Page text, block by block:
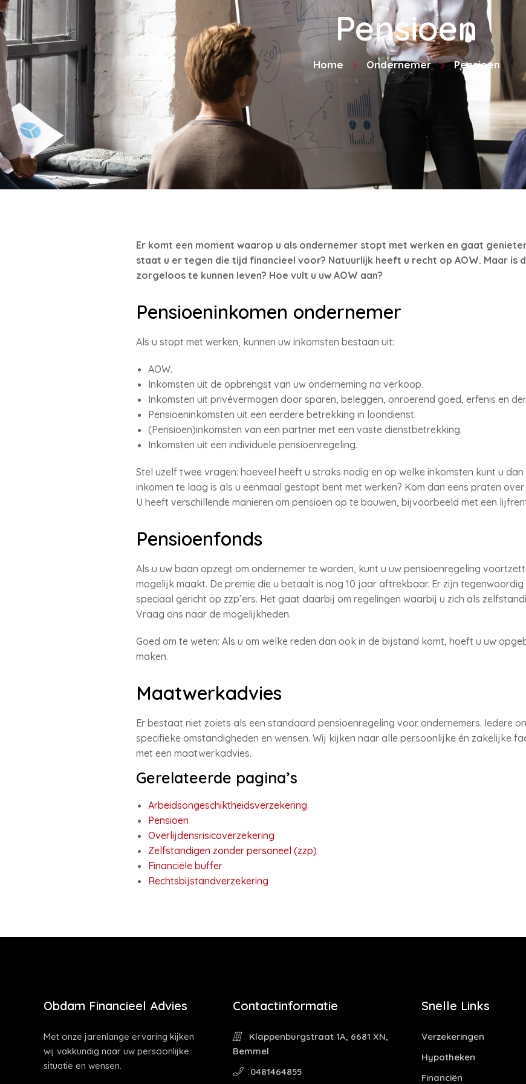
Pensioen
Home Ondernemer Pensioen
Er komt een moment waarop u als ondernemer stopt met werken en gaat
staat u er tegen die tijd financieel voor? Natuurlijk heeft u recht op AOW. Maar is
zorgeloos te kunnen leven? Hoe vult u uw AOW aan?
Pensioeninkomen ondernemer
Als u stopt met werken, kunnen uw inkomsten bestaan uit:
AOW.
Inkomsten uit de opbrengst van uw onderneming na verkoop.
Inkomsten uit privévermogen door sparen, beleggen, onroerend goed, erfenis en
Pensioeninkomsten uit een eerdere betrekking in loondienst.
(Pensioen)inkomsten van een partner met een vaste dienstbetrekking.
Inkomsten uit een individuele pensioenregeling.
Stel uzelf twee vragen: hoeveel heeft u straks nodig en op welke inkomsten kunt u
inkomen te laag is als u eenmaal gestopt bent met werken? Kom dan eens praten
U heeft verschillende manieren om pensioen op te bouwen, bijvoorbeeld met een
Pensioenfonds
Als u uw baan opzegt om ondernemer te worden, kunt u uw pensioenregeling
mogelijk maakt. De premie die u betaalt is nog 10 jaar aftrekbaar. Er zijn
speciaal gericht op zzp’ers. Het gaat daarbij om regelingen waarbij u zich als
Vraag ons naar de mogelijkheden.
Goed om te weten: Als u om welke reden dan ook in de bijstand komt, hoeft u uw
maken.
Maatwerkadvies
Er bestaat niet zoiets als een standaard pensioenregeling voor ondernemers. Iedere
specifieke omstandigheden en wensen. Wij kijken naar alle persoonlijke én zakelijke
met een maatwerkadvies.
Gerelateerde pagina’s
Arbeidsongeschiktheidsverzekering
Pensioen
Overlijdensrisicoverzekering
Zelfstandigen zonder personeel (zzp)
Financiële buffer
Rechtsbijstandverzekering
Obdam Financieel Advies
Met onze jarenlange ervaring kijken
wij vakkundig naar uw persoonlijke
situatie en wensen.
Contactinformatie
Klappenburgstraat 1A, 6681 XN,
Bemmel
0481464855
Snelle Links
Verzekeringen
Hypotheken
Financiën